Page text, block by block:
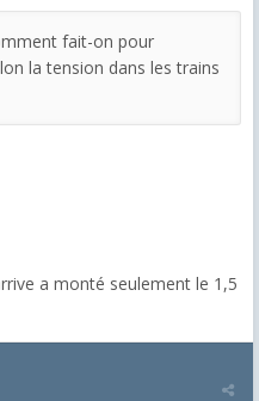
fait-on pour
la tension dans les trains
a monté seulement le 1,5